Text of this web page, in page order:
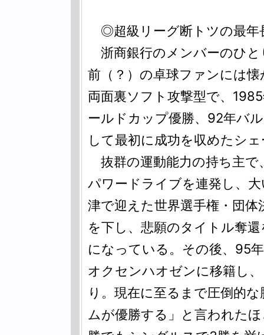
◎超級リーグ断トツの最年
浙商銀行のメンバーのひと
前（？）の卓球ファンには
両面裏ソフト攻撃型で、
ールドカップ優勝、92年バ
して最初に成功を収めたシ
抜群の運動能力の持ち主で
パワードライブを連発し、
津で迎えた世界選手権・団
を下し、悲願のタイトル奪
になっている。その後、95
オクセンハオゼンに移籍し
り。現在に至るまで圧倒的
ムが優勝する」と言われた